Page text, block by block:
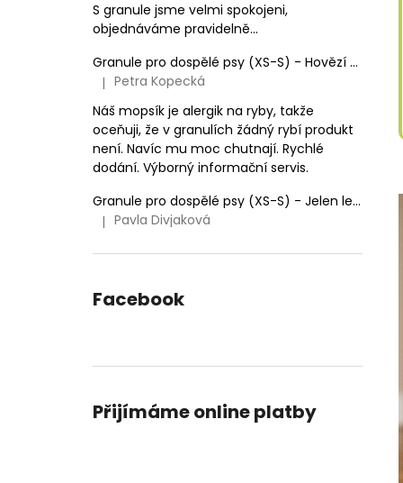
S granule jsme velmi spokojeni,
objednáváme pravidelně...
Granule pro dospělé psy (XS-S) - Hovězí + Krůtí
Hodnocení produktu je 5 z 5 hvězdiček.
| Petra Kopecká
Náš mopsík je alergik na ryby, takže
oceňuji, že v granulích žádný rybí produkt
není. Navíc mu moc chutnají. Rychlé
dodání. Výborný informační servis.
Granule pro dospělé psy (XS-S) - Jelen lesní (SENSITIVE) 9kg
Hodnocení produktu je 5 z 5 hvězdiček.
| Pavla Divjaková
Facebook
Přijímáme online platby